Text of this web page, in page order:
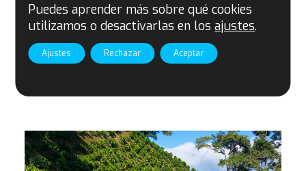
Puedes aprender más sobre qué cookies
utilizamos o desactivarlas en losajustes.
Aceptar
Rechazar
Ajustes